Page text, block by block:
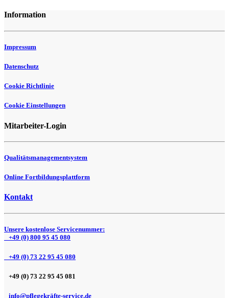
Information
Impressum
Datenschutz
Cookie Richtlinie
Cookie Einstellungen
Mitarbeiter-Login
Qualitätsmanagementsystem
Online Fortbildungsplattform
Kontakt
Unsere kostenlose Servicenummer:
+49 (0) 800 95 45 080
+49 (0) 73 22 95 45 080
+49 (0) 73 22 95 45 081
info@pflegekräfte-service.de